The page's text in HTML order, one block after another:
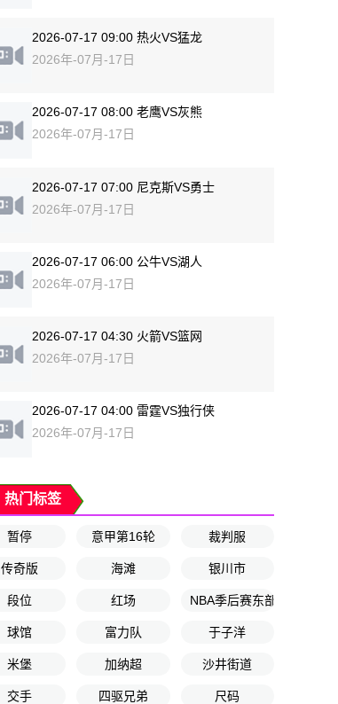
2026-07-17 09:00 热火VS猛龙
2026年-07月-17日
2026-07-17 08:00 老鹰VS灰熊
2026年-07月-17日
2026-07-17 07:00 尼克斯VS勇士
2026年-07月-17日
2026-07-17 06:00 公牛VS湖人
2026年-07月-17日
2026-07-17 04:30 火箭VS篮网
2026年-07月-17日
2026-07-17 04:00 雷霆VS独行侠
2026年-07月-17日
热门标签
暂停 意甲第16轮 裁判服
传奇版 海滩 银川市
段位 红场 NBA季后赛东部决赛G2
球馆 富力队 于子洋
米堡 加纳超 沙井街道
交手 四驱兄弟 尺码